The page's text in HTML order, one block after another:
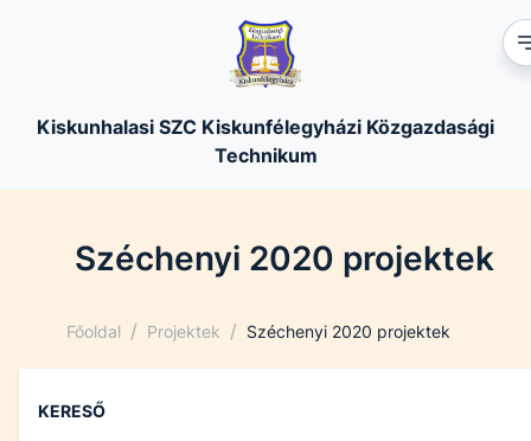
Kiskunhalasi SZC Kiskunfélegyházi Közgazdasági
Technikum
Széchenyi 2020 projektek
Főoldal / Projektek / Széchenyi 2020 projektek
KERESŐ